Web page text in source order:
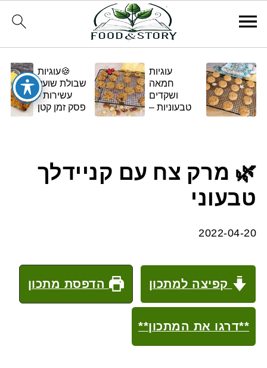
עוגיות
חמאה
ושקדים
טבעוניות –
🍪עוגיות
שבולת שועל
עשירות -
פסק זמן קטן
🌿 מרק צח עם קניידלך
טבעוני
2022-04-20
קפיצה למתכון הדפסת מתכון
**דרגו את המתכון**